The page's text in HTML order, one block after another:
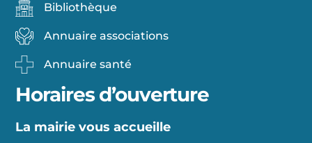
Bibliothèque
Annuaire associations
Annuaire santé
Horaires d’ouverture
La mairie vous accueille